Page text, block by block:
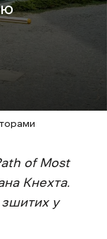
of Most
Кнехта.
зшитих у